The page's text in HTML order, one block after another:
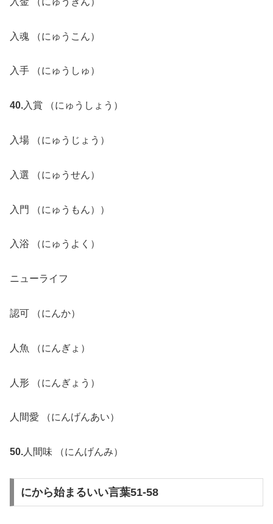
入魂 （にゅうこん）
入手 （にゅうしゅ）
40.入賞 （にゅうしょう）
入場 （にゅうじょう）
入選 （にゅうせん）
入門 （にゅうもん））
入浴 （にゅうよく）
ニューライフ
認可 （にんか）
人魚 （にんぎょ）
人形 （にんぎょう）
人間愛 （にんげんあい）
50. 人間味 （にんげんみ）
にから始まるいい言葉51-58